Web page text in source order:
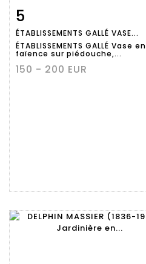
détaillée
5
ÉTABLISSEMENTS GALLÉ VASE...
ÉTABLISSEMENTS GALLÉ Vase en
faïence sur piédouche,...
150 - 200 EUR